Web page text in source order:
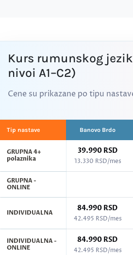
Kurs rumunskog
nivoi A1–C2)
Cene su prikazane po tipu
Tip nastave Banovo Brdo
GRUPNA 4+
polaznika
39.990 RSD
13.330 RSD/mes
GRUPNA -
ONLINE
INDIVIDUALNA
84.990 RSD
42.495 RSD/mes
INDIVIDUALNA -
ONLINE
84.990 RSD
42.495 RSD/mes